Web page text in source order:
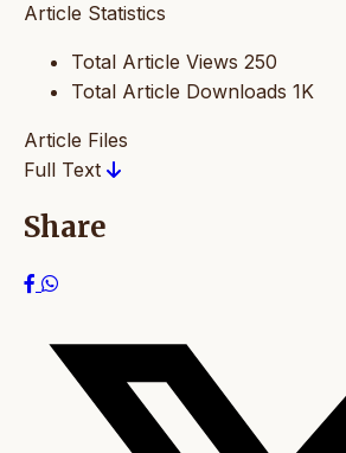
Article Statistics
Total Article Views 250
Total Article Downloads 1K
Article Files
Full Text
Share